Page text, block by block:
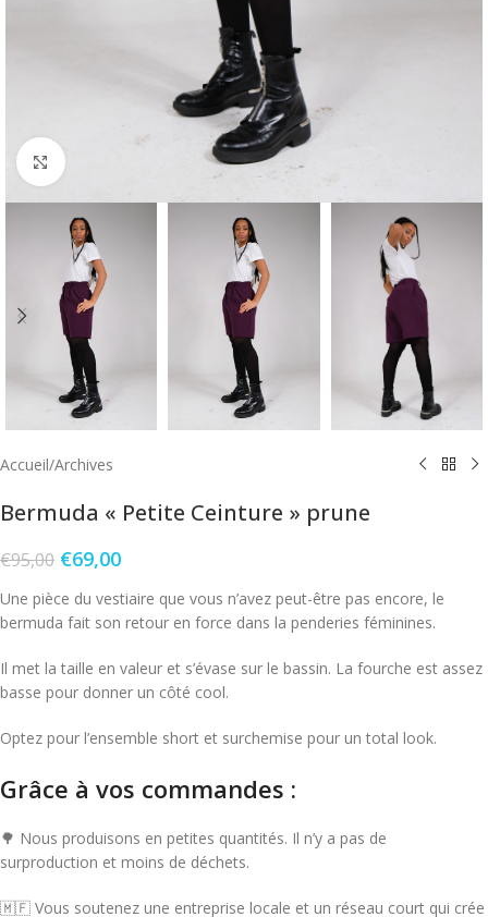
Click to enlarge
Accueil/Archives
Bermuda « Petite Ceinture » prune
€95,00 €69,00
Une pièce du vestiaire que vous n’avez peut-être pas encore, le
bermuda fait son retour en force dans la penderies féminines.
Il met la taille en valeur et s’évase sur le bassin. La fourche est assez
basse pour donner un côté cool.
Optez pour l’ensemble short et surchemise pour un total look.
Grâce à vos commandes :
🌳 Nous produisons en petites quantités. Il n’y a pas de
surproduction et moins de déchets.
🇲🇫 Vous soutenez une entreprise locale et un réseau court qui crée